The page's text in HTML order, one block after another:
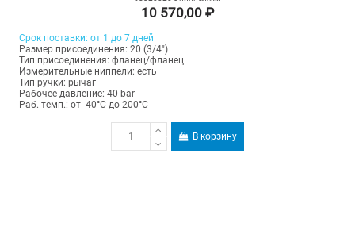
10 570,00 ₽
Срок поставки: от 1 до 7 дней
Размер присоединения: 20 (3/4")
Тип присоединения: фланец/фланец
Измерительные ниппели: есть
Тип ручки: рычаг
Рабочее давление: 40 bar
Раб. темп.: от -40°C до 200°C
В корзину